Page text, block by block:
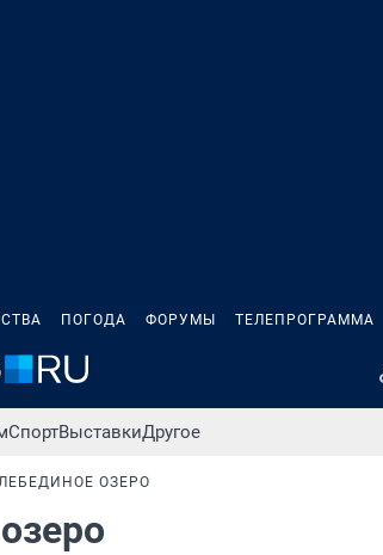
ПОГОДА ФОРУМЫ ТЕЛЕПРОГРАММА
СпортВыставкиДругое
ОЗЕРО